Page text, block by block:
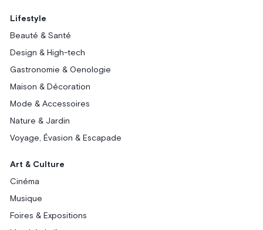
Lifestyle
Beauté & Santé
Design & High-tech
Gastronomie & Oenologie
Maison & Décoration
Mode & Accessoires
Nature & Jardin
Voyage, Évasion & Escapade
Art & Culture
Cinéma
Musique
Foires & Expositions